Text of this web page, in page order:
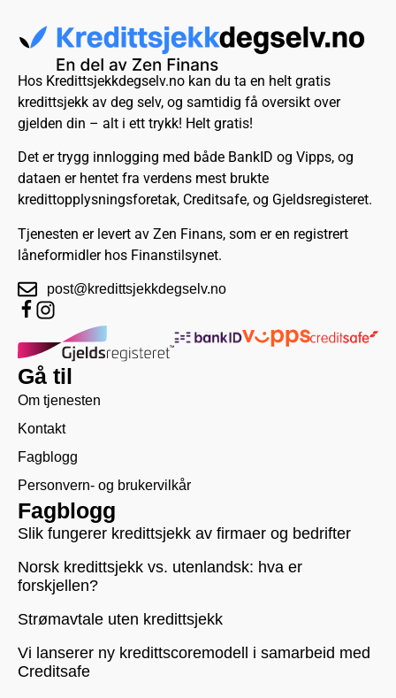
Hos Kredittsjekkdegselv.no kan du ta en helt gratis
kredittsjekk av deg selv, og samtidig få oversikt over
gjelden din – alt i ett trykk! Helt gratis!
Det er trygg innlogging med både BankID og Vipps, og
dataen er hentet fra verdens mest brukte
kredittopplysningsforetak, Creditsafe, og Gjeldsregisteret.
Tjenesten er levert av Zen Finans, som er en registrert
låneformidler hos Finanstilsynet.
post@kredittsjekkdegselv.no
Gå til
Om tjenesten
Kontakt
Fagblogg
Personvern- og brukervilkår
Fagblogg
Slik fungerer kredittsjekk av firmaer og bedrifter
Norsk kredittsjekk vs. utenlandsk: hva er
forskjellen?
Strømavtale uten kredittsjekk
Vi lanserer ny kredittscoremodell i samarbeid med
Creditsafe